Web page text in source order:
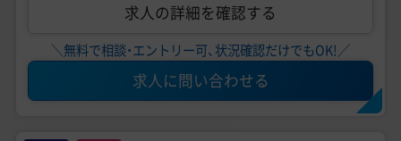
求人の詳細を確認する
＼無料で相談・エントリー可、状況確認だけでもOK!／
求人に問い合わせる